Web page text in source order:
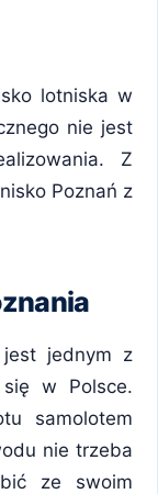
lotniska w
nie jest
Z
Poznań z
jest jednym z
w Polsce.
samolotem
nie trzeba
ze swoim